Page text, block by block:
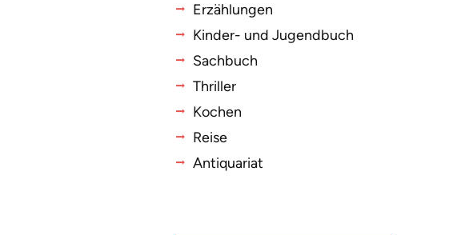
Erzählungen
Kinder- und Jugendbuch
Sachbuch
Thriller
Kochen
Reise
Antiquariat